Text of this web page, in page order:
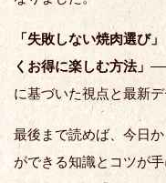
「失敗しない焼肉選び
くお得に楽しむ方法」
に基づいた視点と最新
最後まで読めば、今日
ができる知識とコツが